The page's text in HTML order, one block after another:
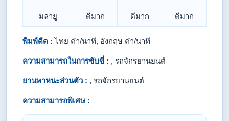
มลายู ดีมาก ดีมาก ดีมาก
พิมพ์ดีด : ไทย คำ/นาที, อังกฤษ คำ/นาที
ความสามารถในการขับขี่ : , รถจักรยานยนต์
ยานพาหนะส่วนตัว : , รถจักรยานยนต์
ความสามารถพิเศษ :